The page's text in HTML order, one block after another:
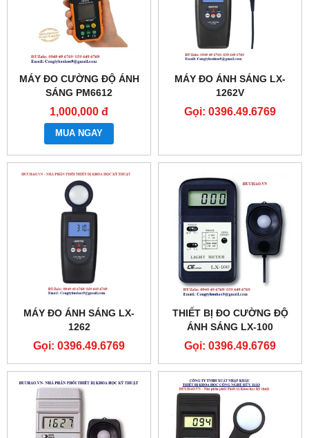
MÁY ĐO CƯỜNG ĐỘ ÁNH
SÁNG PM6612
PEAKMETER
1,000,000 đ
MUA NGAY
MÁY ĐO ÁNH SÁNG LX-
1262V
Gọi: 0396.49.6769
MÁY ĐO ÁNH SÁNG LX-
1262
Gọi: 0396.49.6769
THIẾT BỊ ĐO CƯỜNG ĐỘ
ÁNH SÁNG LX-100
Gọi: 0396.49.6769